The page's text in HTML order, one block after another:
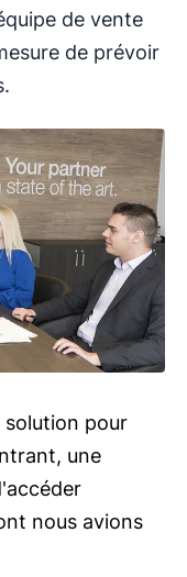
de vente
de prévoir
solution pour
une
nous avions